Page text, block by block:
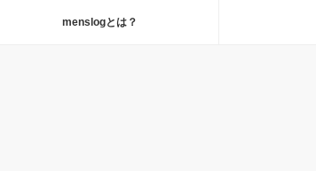
menslogとは？